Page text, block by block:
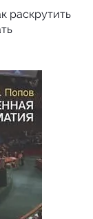
раскрутить